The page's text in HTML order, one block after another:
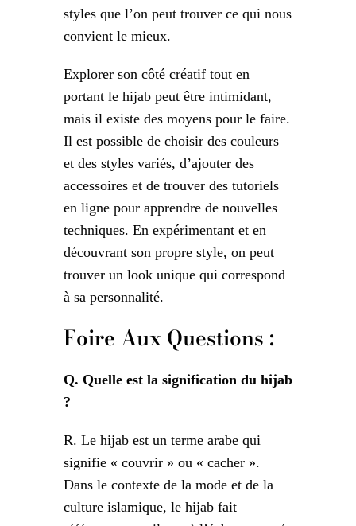
styles que l’on peut trouver ce qui nous
convient le mieux.
Explorer son côté créatif tout en
portant le hijab peut être intimidant,
mais il existe des moyens pour le faire.
Il est possible de choisir des couleurs
et des styles variés, d’ajouter des
accessoires et de trouver des tutoriels
en ligne pour apprendre de nouvelles
techniques. En expérimentant et en
découvrant son propre style, on peut
trouver un look unique qui correspond
à sa personnalité.
Foire Aux Questions :
Q. Quelle est la signification du hijab
?
R. Le hijab est un terme arabe qui
signifie « couvrir » ou « cacher ».
Dans le contexte de la mode et de la
culture islamique, le hijab fait